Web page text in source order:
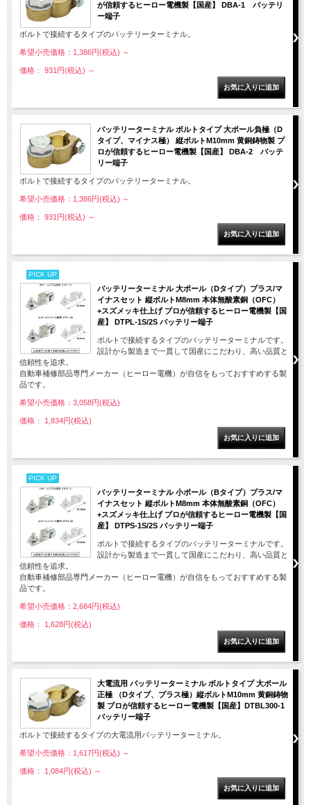
が信頼するヒーロー電機製【国産】 DBA-1 バッテリ
ー端子
ボルトで接続するタイプのバッテリーターミナル。
希望小売価格：1,386円(税込) ～
価格： 931円(税込) ～
バッテリーターミナル ボルトタイプ 大ポール負極（D
タイプ、マイナス極） 縦ボルトM10mm 黄銅鋳物製 プ
ロが信頼するヒーロー電機製【国産】 DBA-2 バッテ
リー端子
ボルトで接続するタイプのバッテリーターミナル。
希望小売価格：1,386円(税込) ～
価格： 931円(税込) ～
PICK UP
バッテリーターミナル 大ポール（Dタイプ）プラス/マ
イナスセット 縦ボルトM8mm 本体無酸素銅（OFC）
+スズメッキ仕上げ プロが信頼するヒーロー電機製【国
産】 DTPL-1S/2S バッテリー端子
ボルトで接続するタイプのバッテリーターミナルです。
設計から製造まで一貫して国産にこだわり、高い品質と
信頼性を追求。
自動車補修部品専門メーカー（ヒーロー電機）が自信をもっておすすめする製
品です。
希望小売価格：3,058円(税込)
価格： 1,834円(税込)
PICK UP
バッテリーターミナル 小ポール（Bタイプ）プラス/マ
イナスセット 縦ボルトM8mm 本体無酸素銅（OFC）
+スズメッキ仕上げ プロが信頼するヒーロー電機製【国
産】 DTPS-1S/2S バッテリー端子
ボルトで接続するタイプのバッテリーターミナルです。
設計から製造まで一貫して国産にこだわり、高い品質と
信頼性を追求。
自動車補修部品専門メーカー（ヒーロー電機）が自信をもっておすすめする製
品です。
希望小売価格：2,684円(税込)
価格： 1,628円(税込)
大電流用 バッテリーターミナル ボルトタイプ 大ポール
正極 （Dタイプ、プラス極）縦ボルトM10mm 黄銅鋳物
製 プロが信頼するヒーロー電機製【国産】DTBL300-1
バッテリー端子
ボルトで接続するタイプの大電流用バッテリーターミナル。
希望小売価格：1,617円(税込) ～
価格： 1,084円(税込) ～